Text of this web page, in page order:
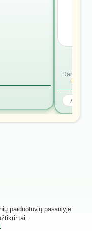
Dar nėra
parduotuvių pasaulyje.